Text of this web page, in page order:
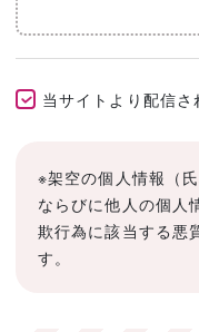
当サイトより配信
※架空の個人情報（
ならびに他人の個人
欺行為に該当する悪
す。